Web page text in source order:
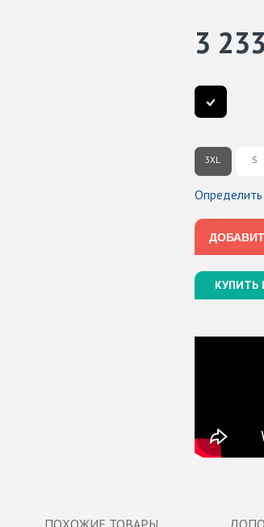
3XL S
3 233
КУПИТЬ
ПОХОЖИЕ ТОВАРЫ